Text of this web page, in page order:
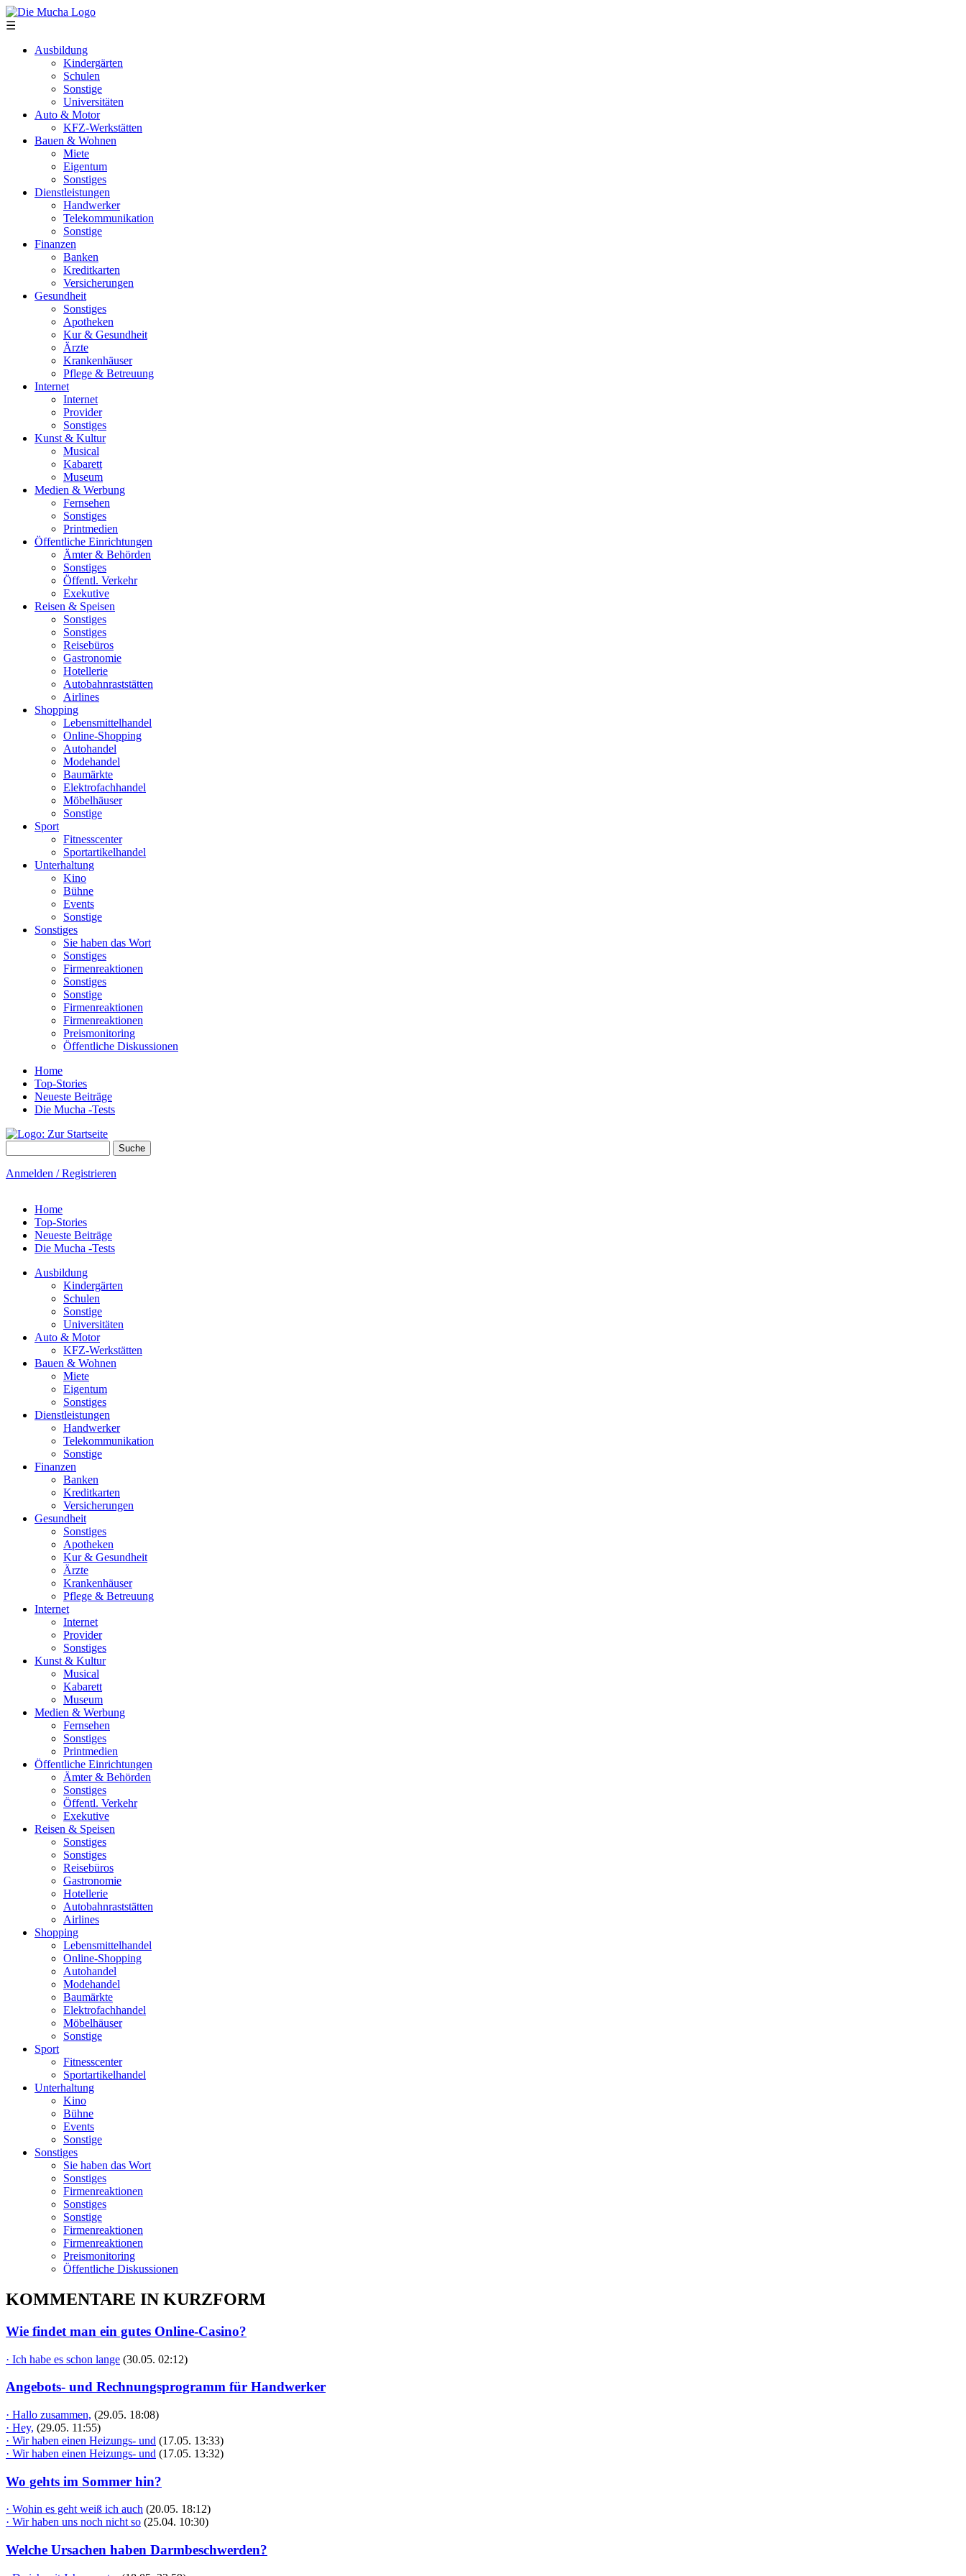
Direkt zum Inhalt
☰
Ausbildung
Kindergärten
Schulen
Sonstige
Universitäten
Auto & Motor
KFZ-Werkstätten
Bauen & Wohnen
Miete
Eigentum
Sonstiges
Dienstleistungen
Handwerker
Telekommunikation
Sonstige
Finanzen
Banken
Kreditkarten
Versicherungen
Gesundheit
Sonstiges
Apotheken
Kur & Gesundheit
Ärzte
Krankenhäuser
Pflege & Betreuung
Internet
Internet
Provider
Sonstiges
Kunst & Kultur
Musical
Kabarett
Museum
Medien & Werbung
Fernsehen
Sonstiges
Printmedien
Öffentliche Einrichtungen
Ämter & Behörden
Sonstiges
Öffentl. Verkehr
Exekutive
Reisen & Speisen
Sonstiges
Sonstiges
Reisebüros
Gastronomie
Hotellerie
Autobahnraststätten
Airlines
Shopping
Lebensmittelhandel
Online-Shopping
Autohandel
Modehandel
Baumärkte
Elektrofachhandel
Möbelhäuser
Sonstige
Sport
Fitnesscenter
Sportartikelhandel
Unterhaltung
Kino
Bühne
Events
Sonstige
Sonstiges
Sie haben das Wort
Sonstiges
Firmenreaktionen
Sonstiges
Sonstige
Firmenreaktionen
Firmenreaktionen
Preismonitoring
Öffentliche Diskussionen
Home
Top-Stories
Neueste Beiträge
Die Mucha -Tests
Anmelden / Registrieren
Home
Top-Stories
Neueste Beiträge
Die Mucha -Tests
Ausbildung
Kindergärten
Schulen
Sonstige
Universitäten
Auto & Motor
KFZ-Werkstätten
Bauen & Wohnen
Miete
Eigentum
Sonstiges
Dienstleistungen
Handwerker
Telekommunikation
Sonstige
Finanzen
Banken
Kreditkarten
Versicherungen
Gesundheit
Sonstiges
Apotheken
Kur & Gesundheit
Ärzte
Krankenhäuser
Pflege & Betreuung
Internet
Internet
Provider
Sonstiges
Kunst & Kultur
Musical
Kabarett
Museum
Medien & Werbung
Fernsehen
Sonstiges
Printmedien
Öffentliche Einrichtungen
Ämter & Behörden
Sonstiges
Öffentl. Verkehr
Exekutive
Reisen & Speisen
Sonstiges
Sonstiges
Reisebüros
Gastronomie
Hotellerie
Autobahnraststätten
Airlines
Shopping
Lebensmittelhandel
Online-Shopping
Autohandel
Modehandel
Baumärkte
Elektrofachhandel
Möbelhäuser
Sonstige
Sport
Fitnesscenter
Sportartikelhandel
Unterhaltung
Kino
Bühne
Events
Sonstige
Sonstiges
Sie haben das Wort
Sonstiges
Firmenreaktionen
Sonstiges
Sonstige
Firmenreaktionen
Firmenreaktionen
Preismonitoring
Öffentliche Diskussionen
KOMMENTARE IN KURZFORM
Wie findet man ein gutes Online-Casino?
· Ich habe es schon lange (30.05. 02:12)
Angebots- und Rechnungsprogramm für Handwerker
· Hallo zusammen, (29.05. 18:08)
· Hey, (29.05. 11:55)
· Wir haben einen Heizungs- und (17.05. 13:33)
· Wir haben einen Heizungs- und (17.05. 13:32)
Wo gehts im Sommer hin?
· Wohin es geht weiß ich auch (20.05. 18:12)
· Wir haben uns noch nicht so (25.04. 10:30)
Welche Ursachen haben Darmbeschwerden?